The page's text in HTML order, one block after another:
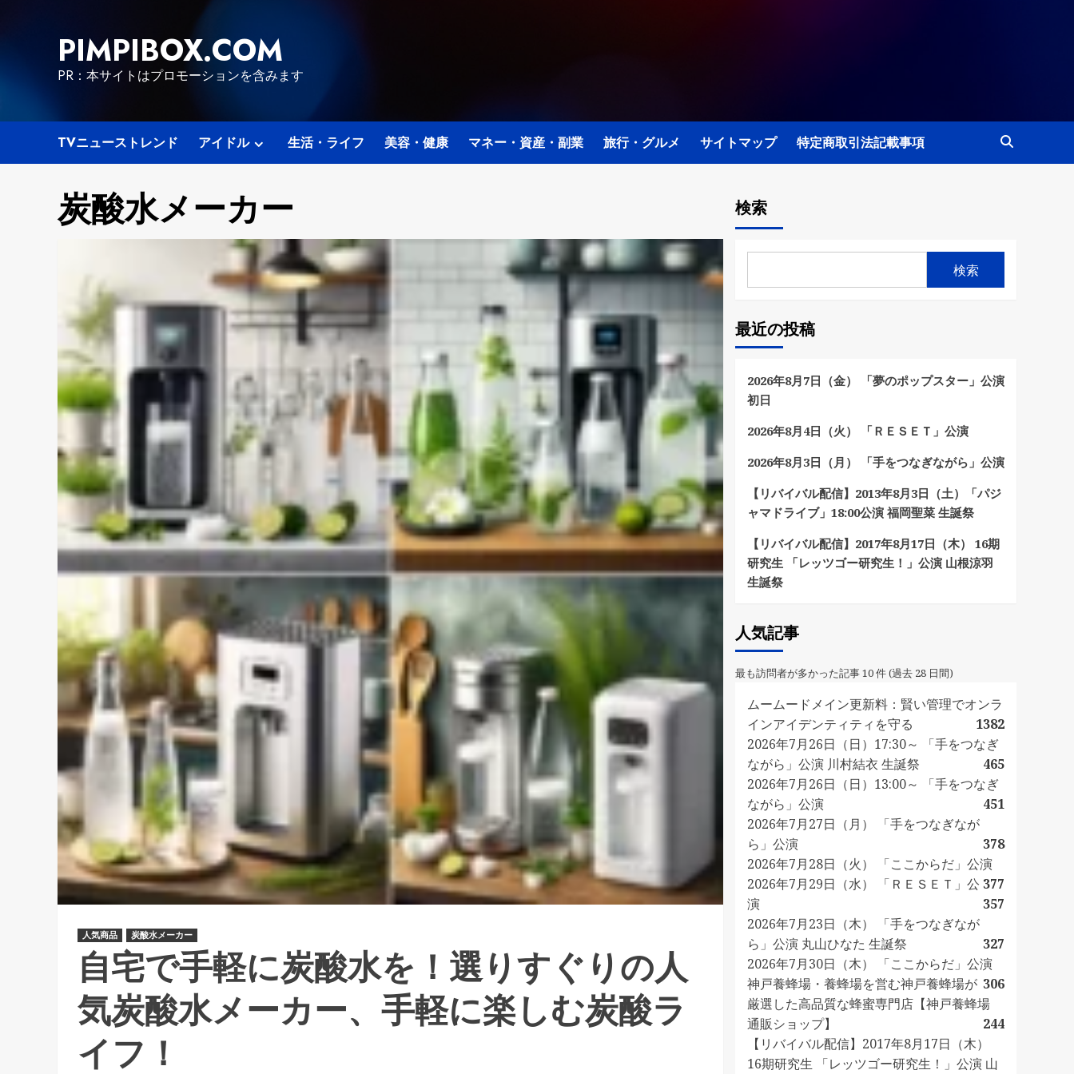
PIMPIBOX.COM
PR：本サイトはプロモーションを含みます
TVニューストレンド アイドル 生活・ライフ 美容・健康 マネー・資産・副業 旅行・グルメ サイトマップ 特定商取引法記載事項
炭酸水メーカー
人気商品 炭酸水メーカー
自宅で手軽に炭酸水を！選りすぐりの人
気炭酸水メーカー、手軽に楽しむ炭酸ラ
イフ！
検索
検索
最近の投稿
2026年8月7日（金） 「夢のポップスター」公演
初日
2026年8月4日（火） 「ＲＥＳＥＴ」公演
2026年8月3日（月） 「手をつなぎながら」公演
【リバイバル配信】2013年8月3日（土）「パジ
ャマドライブ」18:00公演 福岡聖菜 生誕祭
【リバイバル配信】2017年8月17日（木） 16期
研究生 「レッツゴー研究生！」公演 山根涼羽
生誕祭
人気記事
最も訪問者が多かった記事 10 件 (過去 28 日間)
ムームードメイン更新料：賢い管理でオンラ
インアイデンティティを守る
1382
2026年7月26日（日）17:30～ 「手をつなぎ
ながら」公演 川村結衣 生誕祭
465
2026年7月26日（日）13:00～ 「手をつなぎ
ながら」公演
451
2026年7月27日（月） 「手をつなぎなが
ら」公演
378
2026年7月28日（火） 「ここからだ」公演
377
2026年7月29日（水） 「ＲＥＳＥＴ」公
演
357
2026年7月23日（木） 「手をつなぎなが
ら」公演 丸山ひなた 生誕祭
327
2026年7月30日（木） 「ここからだ」公演
306
神戸養蜂場・養蜂場を営む神戸養蜂場が
厳選した高品質な蜂蜜専門店【神戸養蜂場
通販ショップ】
244
【リバイバル配信】2017年8月17日（木）
16期研究生 「レッツゴー研究生！」公演 山